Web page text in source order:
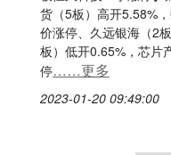
货（5板）高开5.58%
价涨停、久远银海（2
板）低开0.65%，芯片
停……更多
2023-01-20 09:49:00